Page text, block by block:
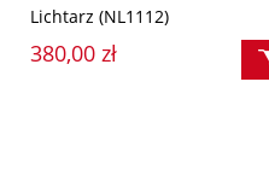
Lichtarz (NL1112)
380,00 zł